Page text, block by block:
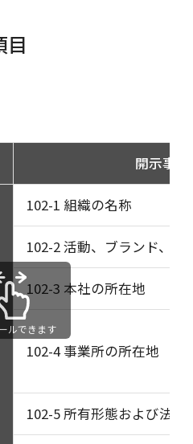
目
開示事項
102-1 組織の名称
102-2 活動、ブランド、製
102-3 本社の所在地
102-4 事業所の所在地
102-5 所有形態および法人
ルできます